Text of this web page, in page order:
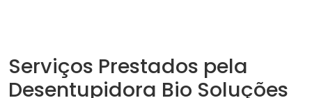
Serviços Prestados pela
Desentupidora Bio Soluções